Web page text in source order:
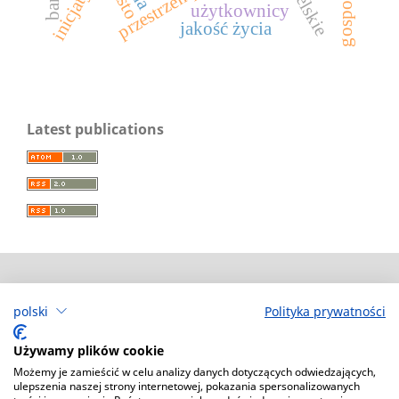
polski Polityka prywatności
Używamy plików cookie
Możemy je zamieścić w celu analizy danych dotyczących odwiedzających,
ulepszenia naszej strony internetowej, pokazania spersonalizowanych
użytkownicy
jakość życia
Latest publications